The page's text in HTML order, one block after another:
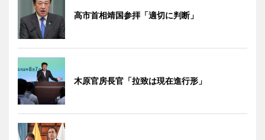
高市首相靖国参拝「適切に判断」
木原官房長官「拉致は現在進行形」